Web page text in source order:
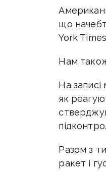
що
York
Нам
На
як
Разом з
ракет і